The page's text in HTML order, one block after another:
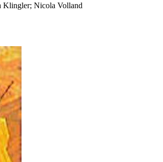
Klingler; Nicola Volland